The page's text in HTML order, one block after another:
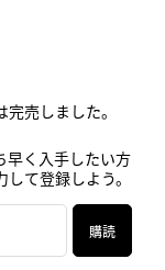
売しました。
早く入手したい方
て登録しよう。
購読